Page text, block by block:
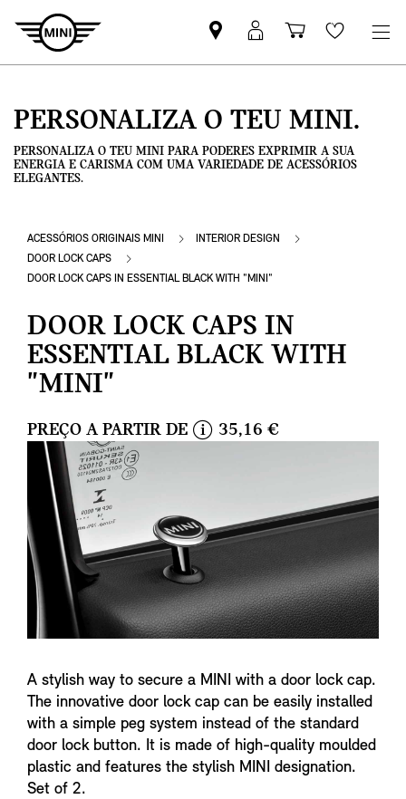
Pesquisar
parceiro
Iniciar
sessão
Carrinho
de
Wishlist
PERSONALIZA O TEU MINI.
PERSONALIZA O TEU MINI PARA PODERES EXPRIMIR A SUA
ENERGIA E CARISMA COM UMA VARIEDADE DE ACESSÓRIOS
ELEGANTES.
ACESSÓRIOS ORIGINAIS MINI
INTERIOR DESIGN
DOOR LOCK CAPS
DOOR LOCK CAPS IN ESSENTIAL BLACK WITH "MINI"
DOOR LOCK CAPS IN
ESSENTIAL BLACK WITH
"MINI"
PREÇO A PARTIR DE
o
35,16 €
A stylish way to secure a MINI with a door lock cap.
The innovative door lock cap can be easily installed
with a simple peg system instead of the standard
door lock button. It is made of high-quality moulded
plastic and features the stylish MINI designation.
Set of 2.